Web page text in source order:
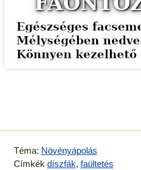
Téma: Növényápolás
Címkék díszfák, faültetés